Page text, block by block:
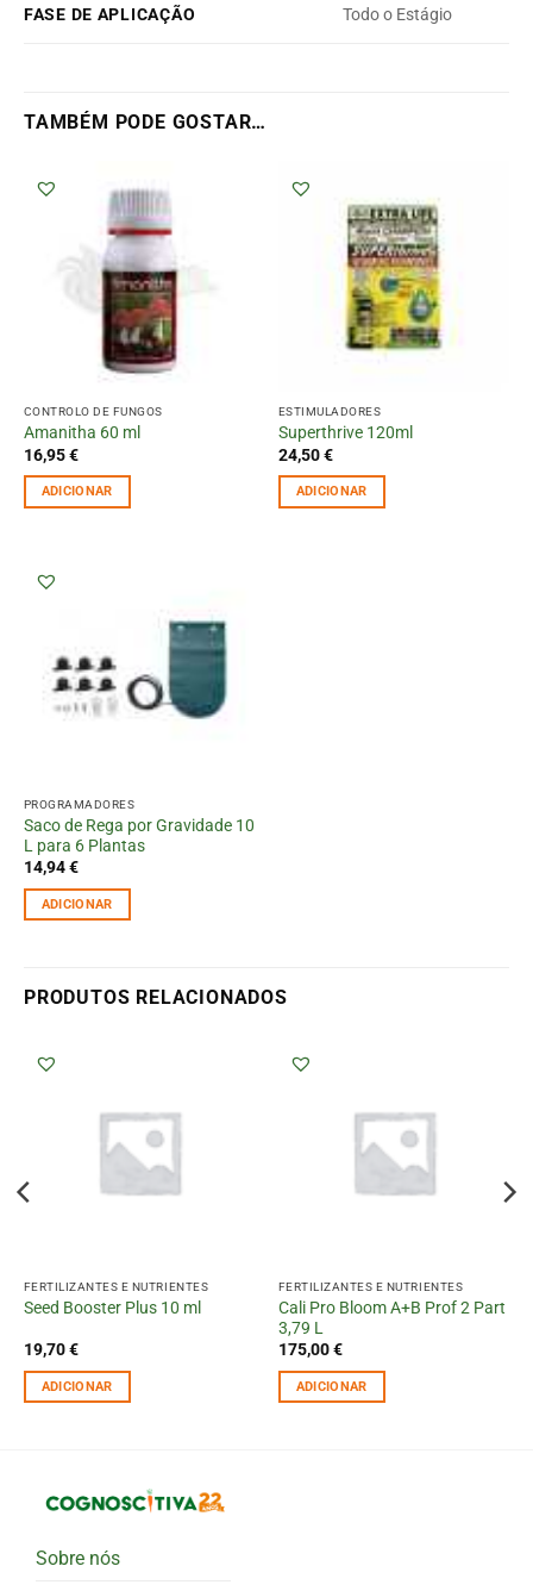
FASE DE APLICAÇÃO Todo o Estágio
TAMBÉM PODE GOSTAR…
CONTROLO DE FUNGOS
Amanitha 60 ml
16,95€
ADICIONAR
ESTIMULADORES
Superthrive 120ml
24,50€
ADICIONAR
PROGRAMADORES
Saco de Rega por Gravidade 10
L para 6 Plantas
14,94€
ADICIONAR
PRODUTOS RELACIONADOS
FERTILIZANTES E NUTRIENTES
Seed Booster Plus 10 ml
19,70€
ADICIONAR
FERTILIZANTES E NUTRIENTES
Cali Pro Bloom A+B Prof 2 Part
3,79 L
175,00€
ADICIONAR
Sobre nós